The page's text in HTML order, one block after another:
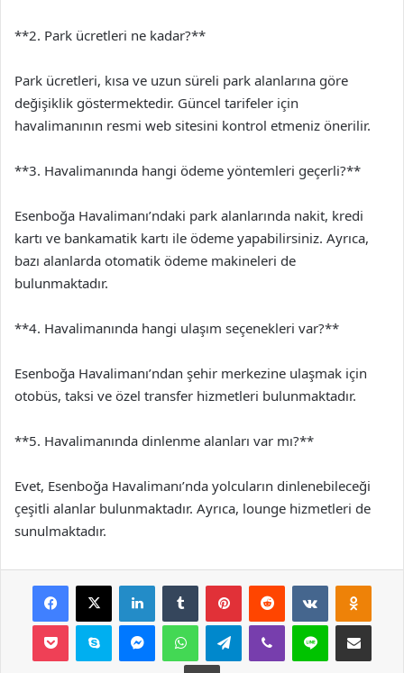
**2. Park ücretleri ne kadar?**
Park ücretleri, kısa ve uzun süreli park alanlarına göre
değişiklik göstermektedir. Güncel tarifeler için
havalimanının resmi web sitesini kontrol etmeniz önerilir.
**3. Havalimanında hangi ödeme yöntemleri geçerli?**
Esenboğa Havalimanı’ndaki park alanlarında nakit, kredi
kartı ve bankamatik kartı ile ödeme yapabilirsiniz. Ayrıca,
bazı alanlarda otomatik ödeme makineleri de
bulunmaktadır.
**4. Havalimanında hangi ulaşım seçenekleri var?**
Esenboğa Havalimanı’ndan şehir merkezine ulaşmak için
otobüs, taksi ve özel transfer hizmetleri bulunmaktadır.
**5. Havalimanında dinlenme alanları var mı?**
Evet, Esenboğa Havalimanı’nda yolcuların dinlenebileceği
çeşitli alanlar bulunmaktadır. Ayrıca, lounge hizmetleri de
sunulmaktadır.
Facebook
X LinkedInTumblr PinterestReddit VKontakte
Pocket Skype MessengerWhatsAppTelegramViber Line E-Posta ile
Yazdır